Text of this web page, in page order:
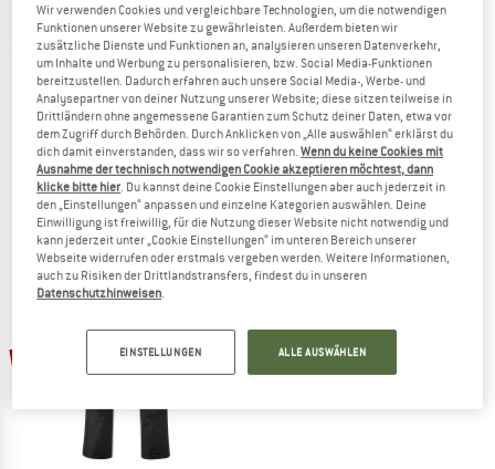
MAIER SPORTS
Raindrop
Hardshellhose
129,95 €ab 103,96 €
4,9(9)
MAIER SPORTS
Women's Dunit
Winterhose
149,95 €ab 119,96 €
4,8(4)
Wir verwenden Cookies und vergleichbare Technologien, um die notwendigen
Funktionen unserer Website zu gewährleisten. Außerdem bieten wir
zusätzliche Dienste und Funktionen an, analysieren unseren Datenverkehr,
um Inhalte und Werbung zu personalisieren, bzw. Social Media-Funktionen
bereitzustellen. Dadurch erfahren auch unsere Social Media-, Werbe- und
Analysepartner von deiner Nutzung unserer Website; diese sitzen teilweise in
Drittländern ohne angemessene Garantien zum Schutz deiner Daten, etwa vor
dem Zugriff durch Behörden. Durch Anklicken von „Alle auswählen“ erklärst du
dich damit einverstanden, dass wir so verfahren.Wenn du keine Cookies mit
Ausnahme der technisch notwendigen Cookie akzeptieren möchtest, dann
klicke bitte hier . Du kannst deine Cookie Einstellungen aber auch jederzeit in
den „Einstellungen“ anpassen und einzelne Kategorien auswählen. Deine
Einwilligung ist freiwillig, für die Nutzung dieser Website nicht notwendig und
kann jederzeit unter „Cookie Einstellungen“ im unteren Bereich unserer
Webseite widerrufen oder erstmals vergeben werden. Weitere Informationen,
auch zu Risiken der Drittlandstransfers, findest du in unseren
Datenschutzhinweisen
EINSTELLUNGEN ALLE AUSWÄHLEN